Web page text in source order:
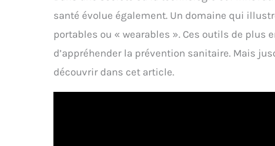
santé évolue également. Un domaine qui
portables ou « wearables ». Ces outils de
d’appréhender la prévention sanitaire. Mais
découvrir dans cet article.